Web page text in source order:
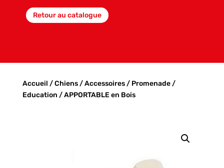
Retour au catalogue
Accueil /Chiens/Accessoires/ Promenade/
Education / APPORTABLE en Bois